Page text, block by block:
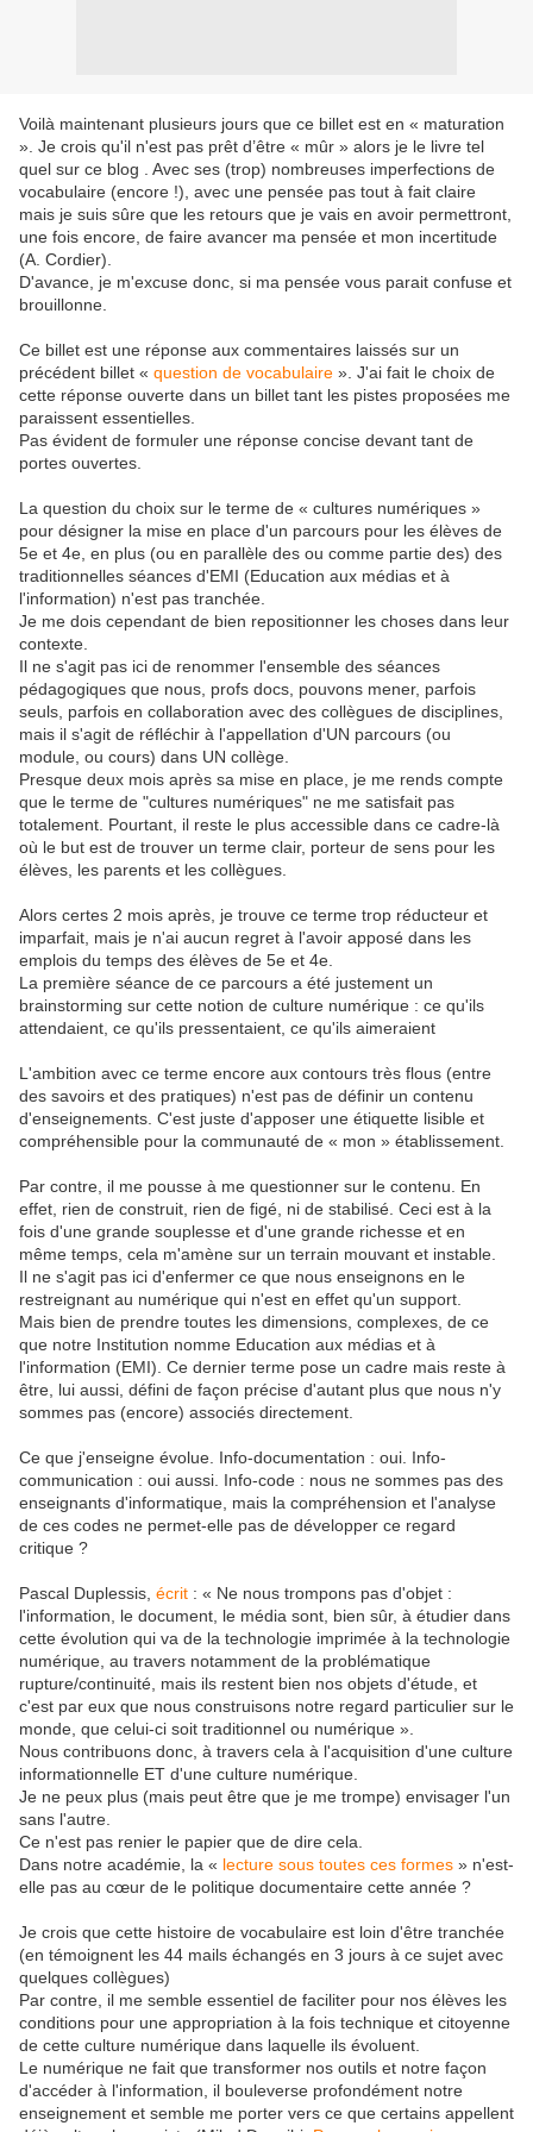
Voilà maintenant plusieurs jours que ce billet est en « maturation
». Je crois qu'il n'est pas prêt d’être « mûr » alors je le livre tel
quel sur ce blog . Avec ses (trop) nombreuses imperfections de
vocabulaire (encore !), avec une pensée pas tout à fait claire
mais je suis sûre que les retours que je vais en avoir permettront,
une fois encore, de faire avancer ma pensée et mon incertitude
(A. Cordier).
D'avance, je m'excuse donc, si ma pensée vous parait confuse et
brouillonne.
Ce billet est une réponse aux commentaires laissés sur un
précédent billet « question de vocabulaire ». J'ai fait le choix de
cette réponse ouverte dans un billet tant les pistes proposées me
paraissent essentielles.
Pas évident de formuler une réponse concise devant tant de
portes ouvertes.
La question du choix sur le terme de « cultures numériques »
pour désigner la mise en place d'un parcours pour les élèves de
5e et 4e, en plus (ou en parallèle des ou comme partie des) des
traditionnelles séances d'EMI (Education aux médias et à
l'information) n'est pas tranchée.
Je me dois cependant de bien repositionner les choses dans leur
contexte.
Il ne s'agit pas ici de renommer l'ensemble des séances
pédagogiques que nous, profs docs, pouvons mener, parfois
seuls, parfois en collaboration avec des collègues de disciplines,
mais il s'agit de réfléchir à l'appellation d'UN parcours (ou
module, ou cours) dans UN collège.
Presque deux mois après sa mise en place, je me rends compte
que le terme de "cultures numériques" ne me satisfait pas
totalement. Pourtant, il reste le plus accessible dans ce cadre-là
où le but est de trouver un terme clair, porteur de sens pour les
élèves, les parents et les collègues.
Alors certes 2 mois après, je trouve ce terme trop réducteur et
imparfait, mais je n'ai aucun regret à l'avoir apposé dans les
emplois du temps des élèves de 5e et 4e.
La première séance de ce parcours a été justement un
brainstorming sur cette notion de culture numérique : ce qu'ils
attendaient, ce qu'ils pressentaient, ce qu'ils aimeraient
L'ambition avec ce terme encore aux contours très flous (entre
des savoirs et des pratiques) n'est pas de définir un contenu
d'enseignements. C'est juste d'apposer une étiquette lisible et
compréhensible pour la communauté de « mon » établissement.
Par contre, il me pousse à me questionner sur le contenu. En
effet, rien de construit, rien de figé, ni de stabilisé. Ceci est à la
fois d'une grande souplesse et d'une grande richesse et en
même temps, cela m'amène sur un terrain mouvant et instable.
Il ne s'agit pas ici d'enfermer ce que nous enseignons en le
restreignant au numérique qui n'est en effet qu'un support.
Mais bien de prendre toutes les dimensions, complexes, de ce
que notre Institution nomme Education aux médias et à
l'information (EMI). Ce dernier terme pose un cadre mais reste à
être, lui aussi, défini de façon précise d'autant plus que nous n'y
sommes pas (encore) associés directement.
Ce que j'enseigne évolue. Info-documentation : oui. Info-
communication : oui aussi. Info-code : nous ne sommes pas des
enseignants d'informatique, mais la compréhension et l'analyse
de ces codes ne permet-elle pas de développer ce regard
critique ?
Pascal Duplessis, écrit : « Ne nous trompons pas d'objet :
l'information, le document, le média sont, bien sûr, à étudier dans
cette évolution qui va de la technologie imprimée à la technologie
numérique, au travers notamment de la problématique
rupture/continuité, mais ils restent bien nos objets d'étude, et
c'est par eux que nous construisons notre regard particulier sur le
monde, que celui-ci soit traditionnel ou numérique ».
Nous contribuons donc, à travers cela à l'acquisition d'une culture
informationnelle ET d'une culture numérique.
Je ne peux plus (mais peut être que je me trompe) envisager l'un
sans l'autre.
Ce n'est pas renier le papier que de dire cela.
Dans notre académie, la « lecture sous toutes ces formes » n'est-
elle pas au cœur de le politique documentaire cette année ?
Je crois que cette histoire de vocabulaire est loin d'être tranchée
(en témoignent les 44 mails échangés en 3 jours à ce sujet avec
quelques collègues)
Par contre, il me semble essentiel de faciliter pour nos élèves les
conditions pour une appropriation à la fois technique et citoyenne
de cette culture numérique dans laquelle ils évoluent.
Le numérique ne fait que transformer nos outils et notre façon
d'accéder à l'information, il bouleverse profondément notre
enseignement et semble me porter vers ce que certains appellent